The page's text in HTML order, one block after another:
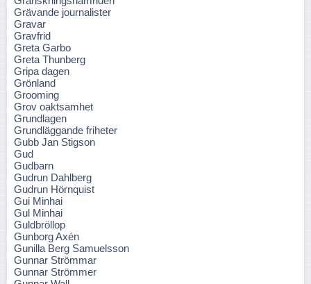
Grävande journalister
Gravar
Gravfrid
Greta Garbo
Greta Thunberg
Gripa dagen
Grönland
Grooming
Grov oaktsamhet
Grundlagen
Grundläggande friheter
Gubb Jan Stigson
Gud
Gudbarn
Gudrun Dahlberg
Gudrun Hörnquist
Gui Minhai
Gul Minhai
Guldbröllop
Gunborg Axén
Gunilla Berg Samuelsson
Gunnar Strömmar
Gunnar Strömmer